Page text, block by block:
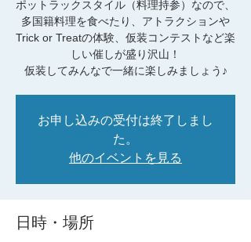
ポットラックスタイル（料理持参）なので、
多国籍料理を食べたり、アトラクションや
Trick or Treatの体験、仮装コンテストなど楽
しい催しが盛り沢山！
仮装してみんなで一緒に楽しみましょう♪
お申し込みの受付は終了しまし
た。
他のイベントを見る
日時・場所